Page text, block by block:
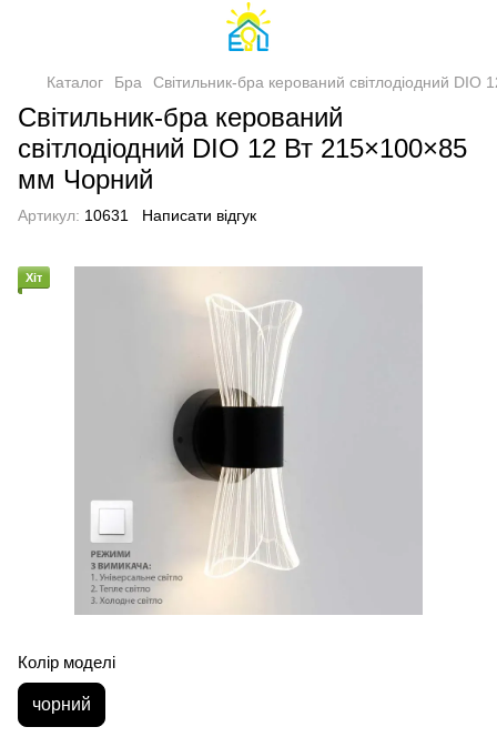
Каталог Бра Світильник-бра керований світлодіодний
Світильник-бра керований
світлодіодний DIO 12 Вт 215×100×85
мм Чорний
Артикул: 10631 Написати відгук
Хіт
Колір моделі
чорний